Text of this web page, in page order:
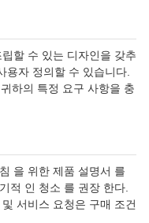
할 수 있는 디자인을 갖추
용자 정의할 수 있습니다.
하의 특정 요구 사항을 충
을 위한 제품 설명서 를
적 인 청소 를 권장 한다.
서비스 요청은 구매 조건